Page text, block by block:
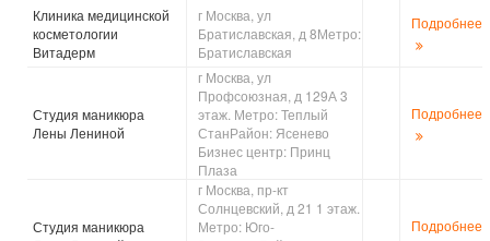
Клиника медицинской
косметологии
Витадерм
г Москва, ул
Братиславская, д 8Метро:
Братиславская
Подробнее
Студия маникюра
Лены Лениной
г Москва, ул
Профсоюзная, д 129А 3
этаж. Метро: Теплый
СтанРайон: Ясенево
Бизнес центр: Принц
Плаза
Подробнее
Студия маникюра
г Москва, пр-кт
Солнцевский, д 21 1 этаж.
Метро: Юго-
Подробнее